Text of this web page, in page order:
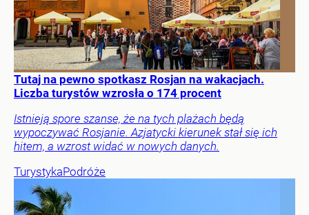
Tutaj na pewno spotkasz Rosjan na wakacjach.
Liczba turystów wzrosła o 174 procent
Istnieją spore szanse, że na tych plażach będą
wypoczywać Rosjanie. Azjatycki kierunek stał się ich
hitem, a wzrost widać w nowych danych.
TurystykaPodróże